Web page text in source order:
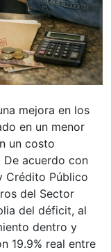
mejora en los
en un menor
un costo
acuerdo con
Crédito Público
del Sector
del déficit, al
dentro y
19.9% real entre